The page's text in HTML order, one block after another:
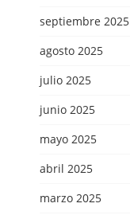
septiembre 2025
agosto 2025
julio 2025
junio 2025
mayo 2025
abril 2025
marzo 2025